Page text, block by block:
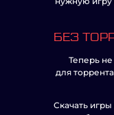
БЕЗ
Теперь
для
Скачать